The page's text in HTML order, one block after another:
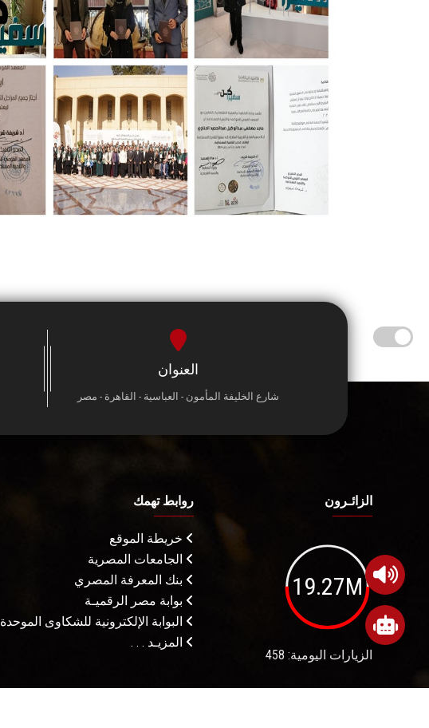
العنوان
شارع الخليفة المأمون - العباسية - القاهرة - مصر
الزائـرون
19.27M
الزيارات اليومية: 458
روابط تهمك
خريطة الموقع
الجامعات المصرية
بنك المعرفة المصري
بوابة مصر الرقميـة
البوابة الإلكترونية للشكاوى الموحدة
المزيـد . . .